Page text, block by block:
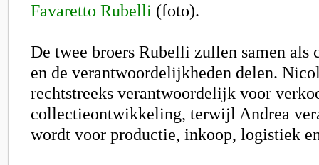
Favaretto Rubelli (foto).
De twee broers Rubelli zullen samen als
en de verantwoordelijkheden delen.
rechtstreeks verantwoordelijk voor
collectieontwikkeling, terwijl Andrea
wordt voor productie, inkoop, logistiek